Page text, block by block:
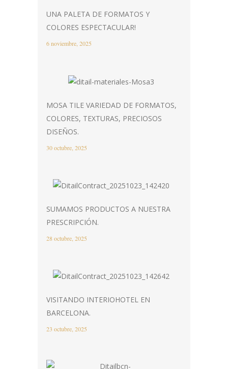
UNA PALETA DE FORMATOS Y
COLORES ESPECTACULAR!
6 noviembre, 2025
MOSA TILE VARIEDAD DE FORMATOS,
COLORES, TEXTURAS, PRECIOSOS
DISEÑOS.
30 octubre, 2025
SUMAMOS PRODUCTOS A NUESTRA
PRESCRIPCIÓN.
28 octubre, 2025
VISITANDO INTERIOHOTEL EN
BARCELONA.
23 octubre, 2025